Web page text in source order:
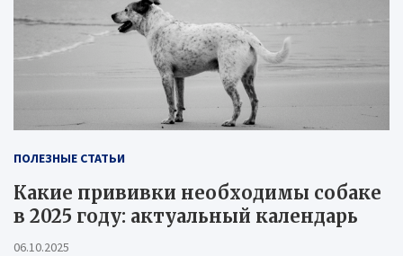
ПОЛЕЗНЫЕ СТАТЬИ
Какие прививки необходимы собаке
в 2025 году: актуальный календарь
06.10.2025